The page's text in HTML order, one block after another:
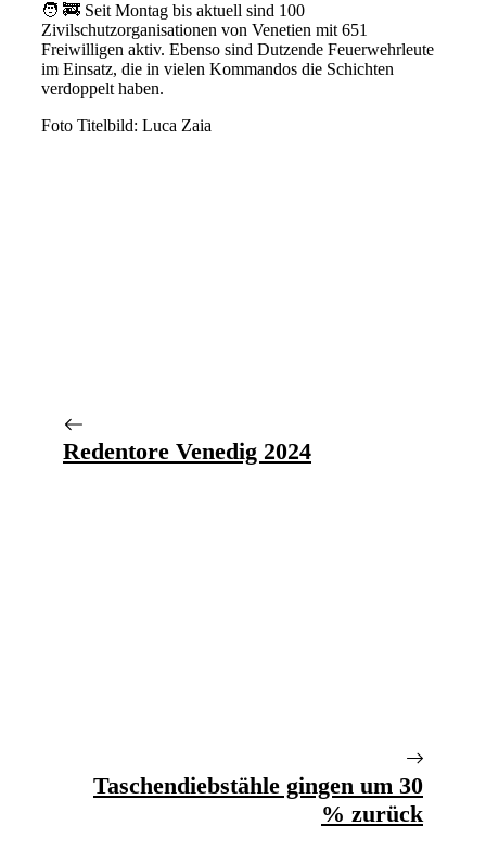
🧑 🚒 Seit Montag bis aktuell sind 100
Zivilschutzorganisationen von Venetien mit 651
Freiwilligen aktiv. Ebenso sind Dutzende Feuerwehrleute
im Einsatz, die in vielen Kommandos die Schichten
verdoppelt haben.
Foto Titelbild: Luca Zaia
Redentore Venedig 2024
Taschendiebstähle gingen um 30
% zurück